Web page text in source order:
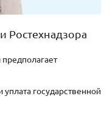
Ростехнадзора
государственной